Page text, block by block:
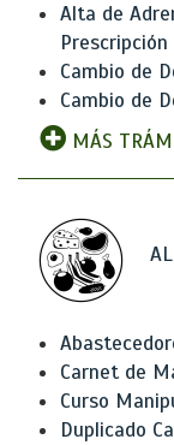
Alta de
Cambio de
Cambio de
MÁS
Carnet de
Curso
Duplicado